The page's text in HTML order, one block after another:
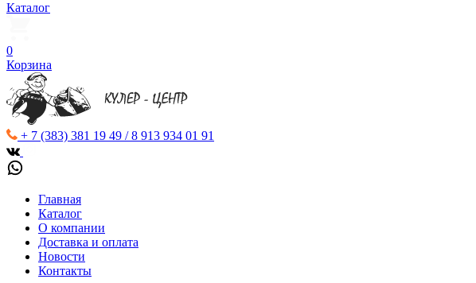
Каталог
0
Корзина
+ 7 (383) 381 19 49 / 8 913 934 01 91
Главная
Каталог
О компании
Доставка и оплата
Новости
Контакты